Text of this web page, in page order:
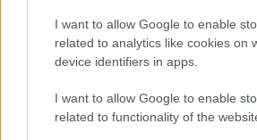
I want to allow Google to enable
related to analytics like cookies on
device identifiers in apps.
I want to allow Google to enable
related to functionality of the
kekszhez hasonlóan törik el, az
hiba miatt.